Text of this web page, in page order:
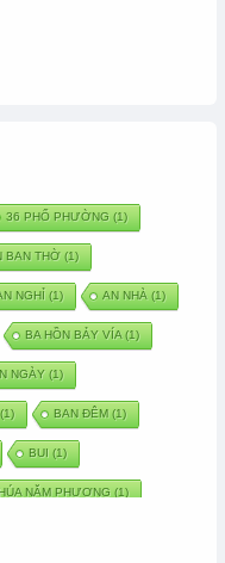
36 PHỐ PHƯỜNG (1)
BAN THỜ(1)
NGHỈ (1) AN NHÀ (1)
BA HỒN BẢY VÍA(1)
NGÀY (1)
(1) BAN ĐÊM(1)
BUI (1)
NĂM PHƯƠNG (1)